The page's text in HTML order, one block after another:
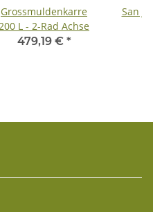
Grossmuldenkarre
200 L - 2-Rad Achse
479,19 € *
San